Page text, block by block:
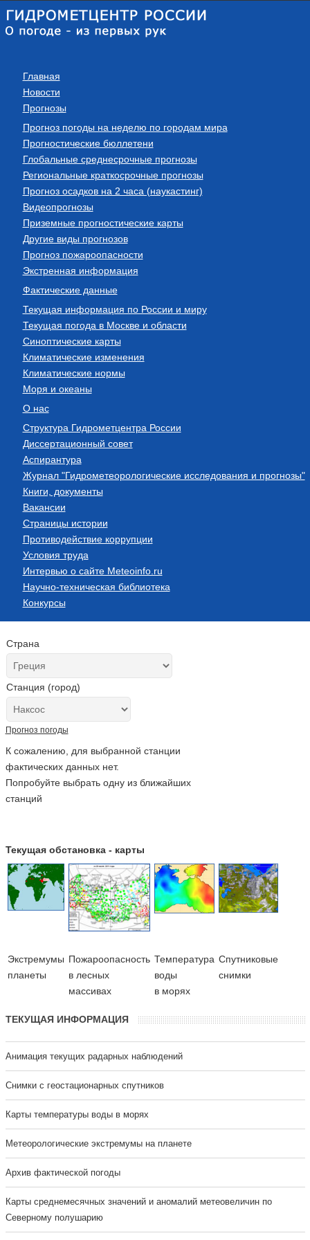
Главная
Новости
Прогнозы
Прогноз погоды на неделю по городам мира
Прогностические бюллетени
Глобальные среднесрочные прогнозы
Региональные краткосрочные прогнозы
Прогноз осадков на 2 часа (наукастинг)
Видеопрогнозы
Приземные прогностические карты
Другие виды прогнозов
Прогноз пожароопасности
Экстренная информация
Фактические данные
Текущая информация по России и миру
Текущая погода в Москве и области
Синоптические карты
Климатические изменения
Климатические нормы
Моря и океаны
О нас
Структура Гидрометцентра России
Диссертационный совет
Аспирантура
Журнал "Гидрометеорологические исследования и прогнозы"
Книги, документы
Вакансии
Страницы истории
Противодействие коррупции
Условия труда
Интервью о сайте Meteoinfo.ru
Научно-техническая библиотека
Конкурсы
Страна
Станция (город)
Прогноз погоды
К сожалению, для выбранной станции
фактических данных нет.
Попробуйте выбрать одну из ближайших
станций
Текущая обстановка - карты
Экстремумы
планеты
Пожароопасность
в лесных
массивах
Температура
воды
в морях
Cпутниковые
снимки
ТЕКУЩАЯ ИНФОРМАЦИЯ
Анимация текущих радарных наблюдений
Cнимки с геостационарных спутников
Карты температуры воды в морях
Метеорологические экстремумы на планете
Архив фактической погоды
Карты среднемесячных значений и аномалий метеовеличин по
Северному полушарию